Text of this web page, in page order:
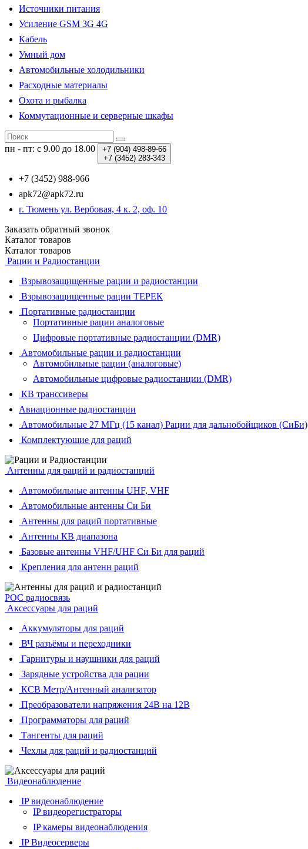
Источники питания
Усиление GSM 3G 4G
Кабель
Умный дом
Автомобильные холодильники
Расходные материалы
Охота и рыбалка
Коммутационные и серверные шкафы
пн - пт: с 9.00 до 18.00 +7 (904) 498-89-66
+7 (3452) 283-343
+7 (3452) 988-966
apk72@apk72.ru
г. Тюмень ул. Вербовая, 4 к. 2, оф. 10
Заказать обратный звонок
Каталог товаров
Каталог товаров
Рации и Радиостанции
Взрывозащищенные рации и радиостанции
Взрывозащищенные рации ТЕРЕК
Портативные радиостанции
Портативные рации аналоговые
Цифровые портативные радиостанции (DMR)
Автомобильные рации и радиостанции
Автомобильные рации (аналоговые)
Автомобильные цифровые радиостанции (DMR)
КВ транссиверы
Авиационные радиостанции
Автомобильные 27 МГц (15 канал) Рации для дальнобойщиков (СиБи)
Комплектующие для раций
Антенны для раций и радиостанций
Автомобильные антенны UHF, VHF
Автомобильные антенны Си Би
Антенны для раций портативные
Антенны КВ диапазона
Базовые антенны VHF/UHF Си Би для раций
Крепления для антенн раций
POC радиосвязь
Аксессуары для раций
Аккумуляторы для раций
ВЧ разъёмы и переходники
Гарнитуры и наушники для раций
Зарядные устройства для рации
КСВ Метр/Антенный анализатор
Преобразователи напряжения 24В на 12В
Программаторы для раций
Тангенты для раций
Чехлы для раций и радиостанций
Видеонаблюдение
IP видеонаблюдение
IP видеорегистраторы
IP камеры видеонаблюдения
IP Видеосерверы